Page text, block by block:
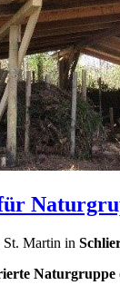
St. Martin in
Naturgruppe